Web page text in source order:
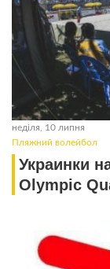
неділя, 10 липня
Пляжний волейбол
Украинки
Olympic